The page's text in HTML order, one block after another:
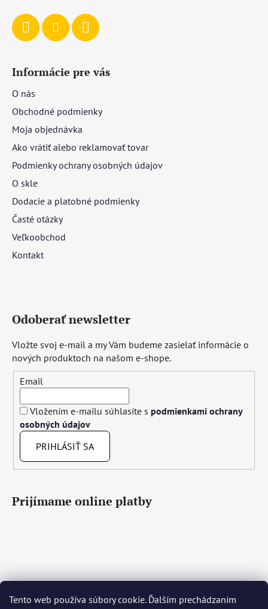
Tento web používa súbory cookie. Ďalším prechádzaním
Informácie pre vás
O nás
Obchodné podmienky
Moja objednávka
Ako vrátiť alebo reklamovať tovar
Podmienky ochrany osobných údajov
O skle
Dodacie a platobné podmienky
Časté otázky
Veľkoobchod
Kontakt
Odoberať newsletter
Vložte svoj e-mail a my Vám budeme zasielať informácie o
nových produktoch na našom e-shope.
Email
Vložením e-mailu súhlasíte s podmienkami ochrany
osobných údajov
PRIHLÁSIŤ SA
Prijímame online platby
Čeština Slovenčina English Deutsch Magyar